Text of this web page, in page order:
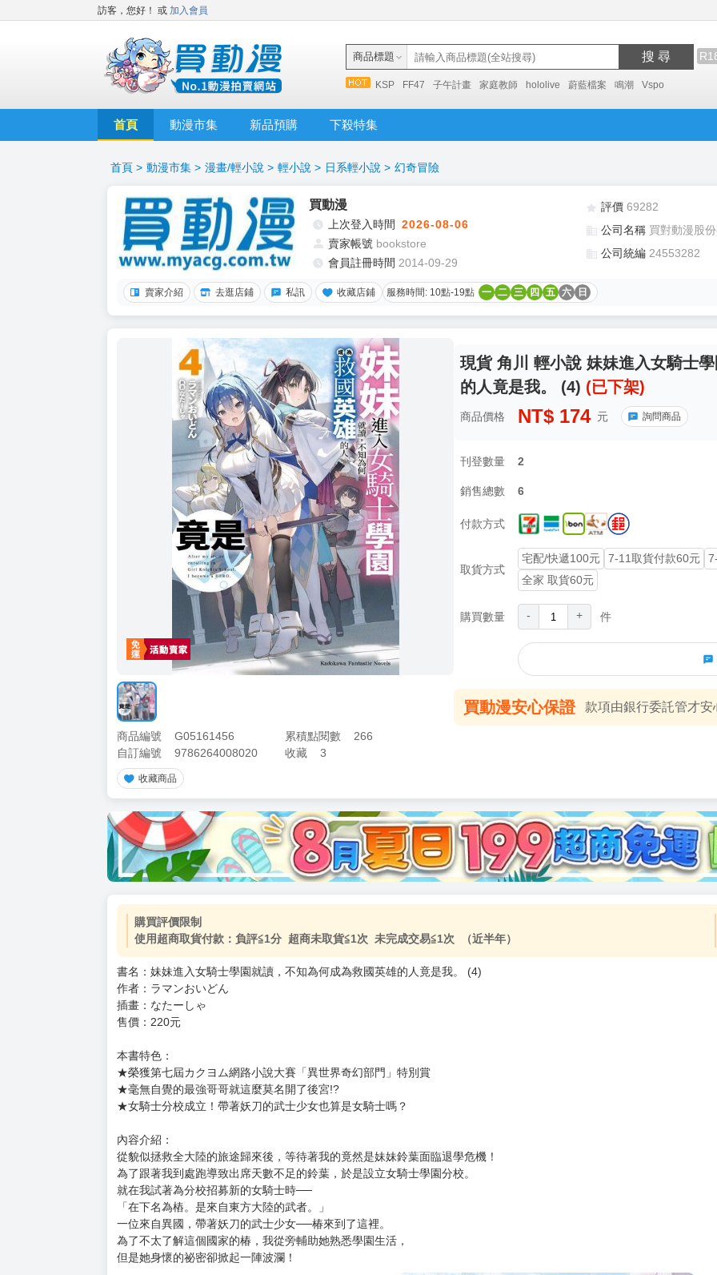
訪客，您好！ 或 加入會員
商品標題 搜 尋
KSP FF47 子午計畫 家庭教師 hololive 蔚藍檔案 鳴潮 Vspo
首頁 動漫市集 新品預購 下殺特集
首頁 > 動漫市集 > 漫畫/輕小說 > 輕小說 > 日系輕小說 > 幻奇冒險
買動漫
上次登入時間 2026-08-06
賣家帳號 bookstore
會員註冊時間 2014-09-29
評價 69282
公司名稱 買對動漫股
公司統編 24553282
賣家介紹 去逛店鋪 私訊 收藏店鋪 服務時間: 10點-19點 一 二 三 四 五 六 日
商品編號 G05161456 累積點閱數
266
自訂編號
9786264008020 收藏 3
收藏商品
現貨 角川 輕小說 妹妹進入女騎士
的人竟是我。 (4) (已下架)
商品價格 NT$ 174 元 詢問商品
刊登數量 2
銷售總數 6
付款方式
取貨方式
宅配/快遞100元 7-11取貨付款60元
全家 取貨60元
購買數量 - + 件
買動漫安心保證 款項由銀行委託管才安
加價購 ( 共
(加購品) 買動漫★《$15元-加固紙箱包裝》
購買評價限制
使用超商取貨付款：負評≦1分 超商未取貨≦1次 未完成交易≦1次 （近半年）
書名：妹妹進入女騎士學園就讀，不知為何成為救國英雄的人竟是我。 (4)
作者：ラマンおいどん
插畫：なたーしゃ
售價：220元
本書特色：
★榮獲第七屆カクヨム網路小說大賽「異世界奇幻部門」特別賞
★毫無自覺的最強哥哥就這麼莫名開了後宮!?